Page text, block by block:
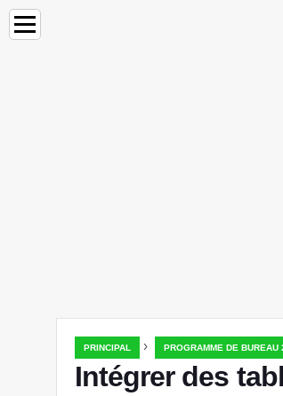
PRINCIPAL › PROGRAMME DE BUREAU
Intégrer des